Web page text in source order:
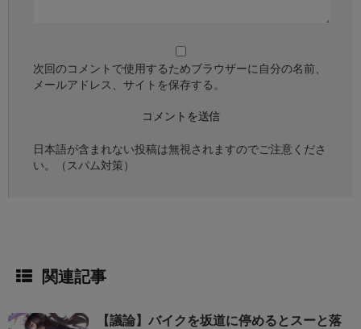
次回のコメントで使用するためブラウザーに自分の名前、
メールアドレス、サイトを保存する。
日本語が含まれない投稿は無視されますのでご注意くださ
い。（スパム対策）
関連記事
【議論】バイクを坂道に停めるとスーと落